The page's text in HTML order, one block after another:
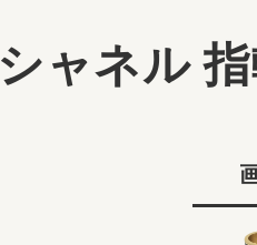
シャネル